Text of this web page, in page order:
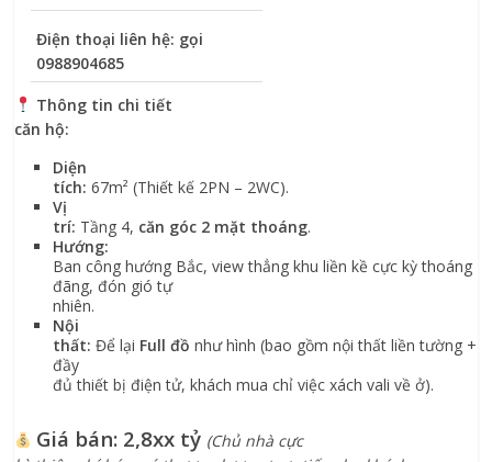
Điện thoại liên hệ: gọi
0988904685
Thông tin chi tiết
căn hộ:
Diện
tích: 67m² (Thiết kế 2PN – 2WC).
Vị
trí: Tầng 4, căn góc 2 mặt thoáng.
Hướng:
Ban công hướng Bắc, view thẳng khu liền kề cực kỳ thoáng
đãng, đón gió tự
nhiên.
Nội
thất: Để lại Full đồ như hình (bao gồm nội thất liền tường +
đầy
đủ thiết bị điện tử, khách mua chỉ việc xách vali về ở).
Giá bán: 2,8xx tỷ (Chủ nhà cực